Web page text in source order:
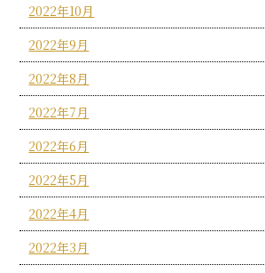
2022年10月
2022年9月
2022年8月
2022年7月
2022年6月
2022年5月
2022年4月
2022年3月